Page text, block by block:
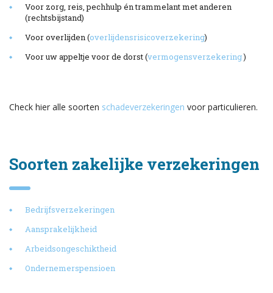
Voor zorg, reis, pechhulp én trammelant met anderen
(rechtsbijstand)
Voor overlijden (overlijdensrisicoverzekering)
Voor uw appeltje voor de dorst (vermogensverzekering)
Check hier alle soorten schadeverzekeringen voor particulieren.
Soorten zakelijke verzekeringen
Bedrijfsverzekeringen
Aansprakelijkheid
Arbeidsongeschiktheid
Ondernemerspensioen